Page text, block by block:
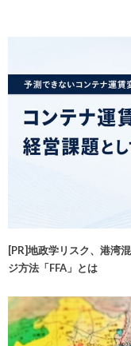
[PR]地政学リスク、港湾
ジ方法「FFA」とは